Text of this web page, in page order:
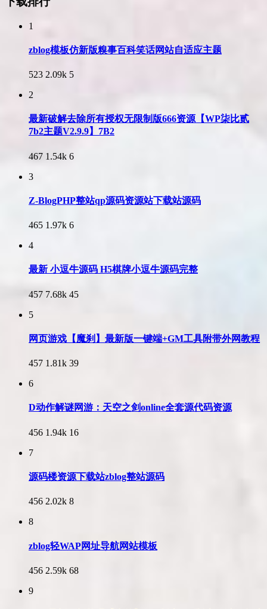
1
zblog模板仿新版糗事百科笑话网站自适应主题
523 2.09k 5
2
最新破解去除所有授权无限制版666资源【WP柒比贰
7b2主题V2.9.9】7B2
467 1.54k 6
3
Z-BlogPHP整站qp源码资源站下载站源码
465 1.97k 6
4
最新 小逗牛源码 H5棋牌小逗牛源码完整
457 7.68k 45
5
网页游戏【魔刹】最新版一键端+GM工具附带外网教程
457 1.81k 39
6
D动作解谜网游：天空之剑online全套源代码资源
456 1.94k 16
7
源码楼资源下载站zblog整站源码
456 2.02k 8
8
zblog轻WAP网址导航网站模板
456 2.59k 68
9